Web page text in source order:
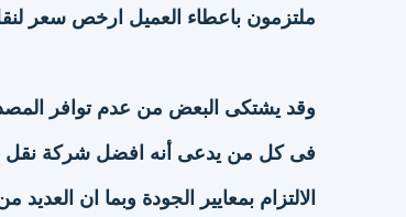
ملتزمون باعطاء العميل ارخص سعر
وقد يشتكى البعض من عدم توافر
فى كل من يدعى أنه افضل شركة
الالتزام بمعايير الجودة وبما ان